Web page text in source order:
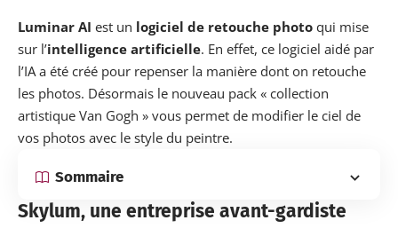
Luminar AI est un logiciel de retouche photo qui mise
sur l’intelligence artificielle. En effet, ce logiciel aidé par
l’IA a été créé pour repenser la manière dont on retouche
les photos. Désormais le nouveau pack « collection
artistique Van Gogh » vous permet de modifier le ciel de
vos photos avec le style du peintre.
Sommaire
Skylum, une entreprise avant-gardiste